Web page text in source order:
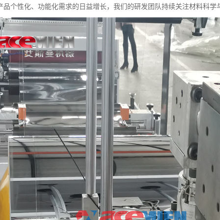
品个性化、功能化需求的日益增长，我们的研发团队持续关注材料科学